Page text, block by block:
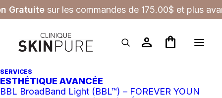
Gratuite sur les commandes de 175.00$ et plus
person shopping_bag
SERVICES
ESTHÉTIQUE AVANCÉE
BBL BroadBand Light (BBL™) – FOREVER YOUNG
Conditions générales